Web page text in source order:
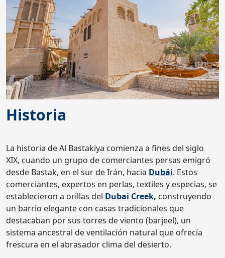
Historia
La historia de Al Bastakiya comienza a fines del siglo
XIX, cuando un grupo de comerciantes persas emigró
desde Bastak, en el sur de Irán, hacia Dubái. Estos
comerciantes, expertos en perlas, textiles y especias, se
establecieron a orillas del Dubai Creek, construyendo
un barrio elegante con casas tradicionales que
destacaban por sus torres de viento (barjeel), un
sistema ancestral de ventilación natural que ofrecía
frescura en el abrasador clima del desierto.